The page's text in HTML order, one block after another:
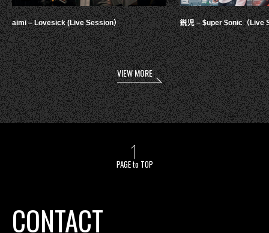
aimi – Lovesick (Live Session） 鋭児 – $uper $onic（Live
VIEW MORE
PAGE to TOP
CONTACT